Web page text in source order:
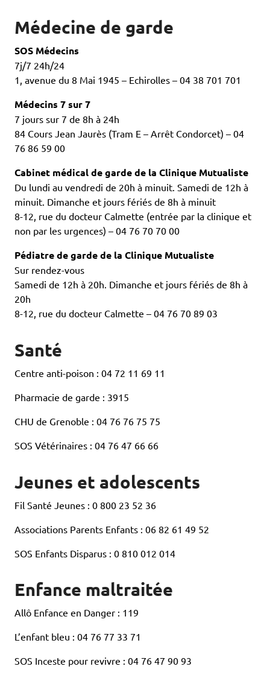
Médecine de garde
SOS Médecins
7j/7 24h/24
1, avenue du 8 Mai 1945 – Echirolles – 04 38 701 701
Médecins 7 sur 7
7 jours sur 7 de 8h à 24h
84 Cours Jean Jaurès (Tram E – Arrêt Condorcet) – 04
76 86 59 00
Cabinet médical de garde de la Clinique Mutualiste
Du lundi au vendredi de 20h à minuit. Samedi de 12h à
minuit. Dimanche et jours fériés de 8h à minuit
8-12, rue du docteur Calmette (entrée par la clinique et
non par les urgences) – 04 76 70 70 00
Pédiatre de garde de la Clinique Mutualiste
Sur rendez-vous
Samedi de 12h à 20h. Dimanche et jours fériés de 8h à
20h
8-12, rue du docteur Calmette – 04 76 70 89 03
Santé
Centre anti-poison : 04 72 11 69 11
Pharmacie de garde : 3915
CHU de Grenoble : 04 76 76 75 75
SOS Vétérinaires : 04 76 47 66 66
Jeunes et adolescents
Fil Santé Jeunes : 0 800 23 52 36
Associations Parents Enfants : 06 82 61 49 52
SOS Enfants Disparus : 0 810 012 014
Enfance maltraitée
Allô Enfance en Danger : 119
L’enfant bleu : 04 76 77 33 71
SOS Inceste pour revivre : 04 76 47 90 93